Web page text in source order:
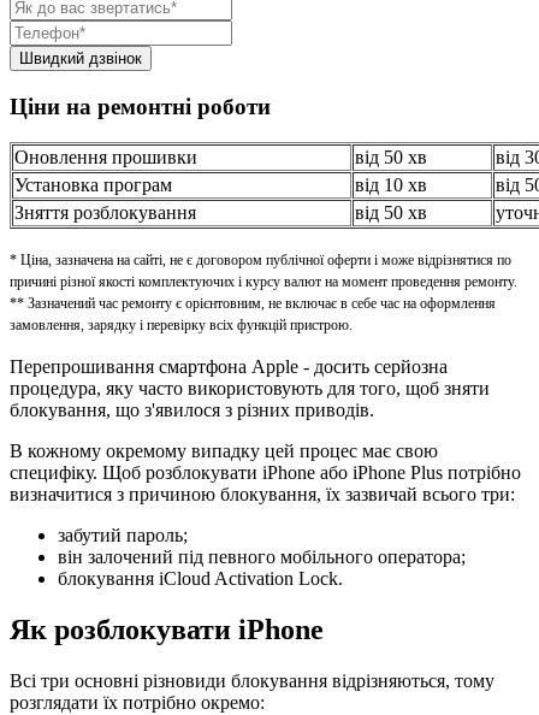
Ціни на ремонтні роботи
Оновлення прошивки від 50 хв
від
Установка програм
від 10 хв
від
Зняття розблокування
від 50 хв
* Ціна, зазначена на сайті, не є договором публічної оферти і може відрізнятися по
причині різної якості комплектуючих і курсу валют на момент проведення ремонту.
** Зазначений час ремонту є орієнтовним, не включає в себе час на оформлення
замовлення, зарядку і перевірку всіх функцій пристрою.
Перепрошивання смартфона Apple - досить серйозна
процедура, яку часто використовують для того, щоб зняти
блокування, що з'явилося з різних приводів.
В кожному окремому випадку цей процес має свою
специфіку. Щоб розблокувати iPhone або iPhone Plus потрібно
визначитися з причиною блокування, їх зазвичай всього три:
забутий пароль;
він залочений під певного мобільного оператора;
блокування iCloud Activation Lock.
Як розблокувати iPhone
Всі три основні різновиди блокування відрізняються, тому
розглядати їх потрібно окремо: